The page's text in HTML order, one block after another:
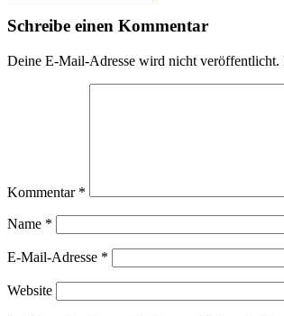
Schreibe einen Kommentar
Deine E-Mail-Adresse wird nicht veröffentlicht.
Kommentar *
Name *
E-Mail-Adresse *
Website